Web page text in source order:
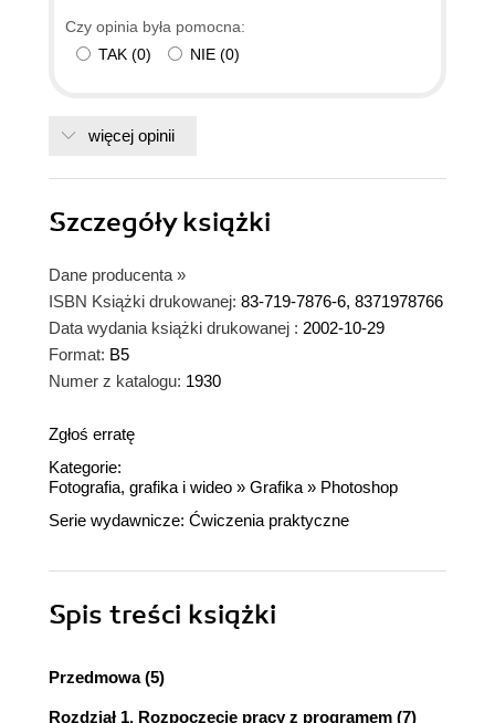
Czy opinia była pomocna:
TAK (0) NIE (0)
więcej opinii
Szczegółyksiążki
Dane producenta »
ISBN Książki drukowanej: 83-719-7876-6, 8371978766
Data wydania książki drukowanej : 2002-10-29
Format: B5
Numer z katalogu: 1930
Zgłoś erratę
Kategorie:
Fotografia, grafika i wideo » Grafika » Photoshop
Serie wydawnicze: Ćwiczenia praktyczne
Spis treści książki
Przedmowa (5)
Rozdział 1. Rozpoczęcie pracy z programem (7)